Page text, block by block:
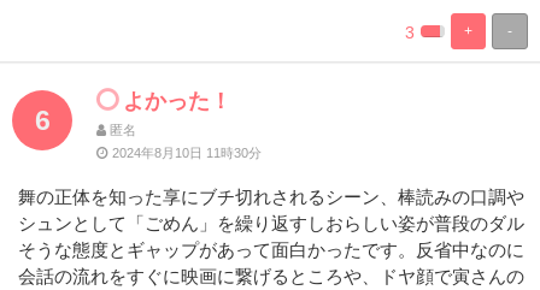
-
+
%
Complete
100%
Complete
3
6
よかった！
匿名
2024年8月10日 11時30分
舞の正体を知った享にブチ切れされるシーン、棒読みの口調や
シュンとして「ごめん」を繰り返すしおらしい姿が普段のダル
そうな態度とギャップがあって面白かったです。反省中なのに
会話の流れをすぐに映画に繋げるところや、ドヤ顔で寅さんの